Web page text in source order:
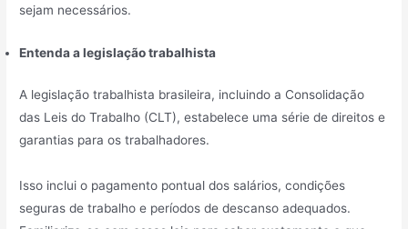
sejam necessários.
Entenda a legislação trabalhista
A legislação trabalhista brasileira, incluindo a Consolidação
das Leis do Trabalho (CLT), estabelece uma série de direitos e
garantias para os trabalhadores.
Isso inclui o pagamento pontual dos salários, condições
seguras de trabalho e períodos de descanso adequados.